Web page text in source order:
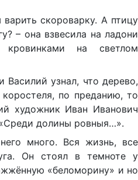
скороварку. А птицу
– она взвесила на ладони
на светлом
Василий узнал, что дерево,
по преданию, то
художник Иван Иванович
долины ровныя…».
много. Вся жизнь, все
Он стоял в темноте у
«беломорину» и но